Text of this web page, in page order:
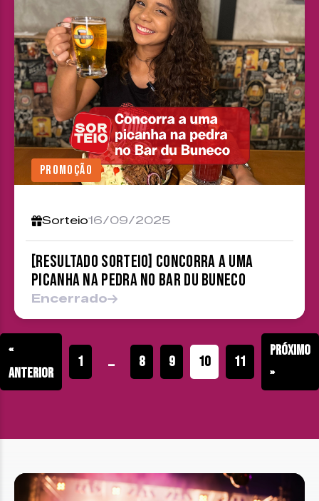
PROMOÇÃO
Sorteio16/09/2025
[RESULTADO SORTEIO] Concorra a uma
picanha na pedra no Bar du Buneco
Encerrado
«
Anterior
1 … 8 9 10 11
Próximo
»